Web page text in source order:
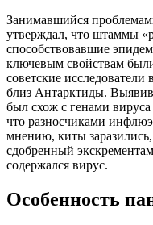
Занимавшийся
утверждал, что штаммы
способствовавшие
ключевым свойствам
советские
близ Антарктиды.
был схож с генами
что разносчиками
мнению, киты
сдобренный
содержался вирус.
Особенность